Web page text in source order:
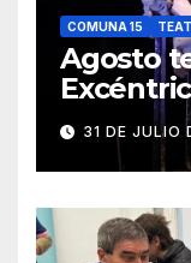
COMUNA 15
Agosto
31 DE JULIO